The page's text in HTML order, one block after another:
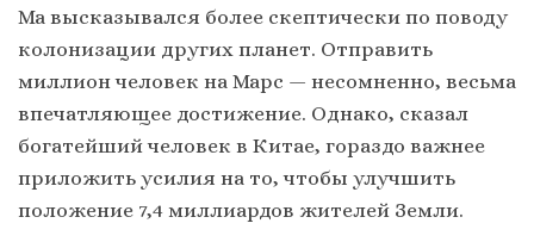
Ма высказывался более скептически по поводу
колонизации других планет. Отправить
миллион человек на Марс — несомненно, весьма
впечатляющее достижение. Однако, сказал
богатейший человек в Китае, гораздо важнее
приложить усилия на то, чтобы улучшить
положение 7,4 миллиардов жителей Земли.